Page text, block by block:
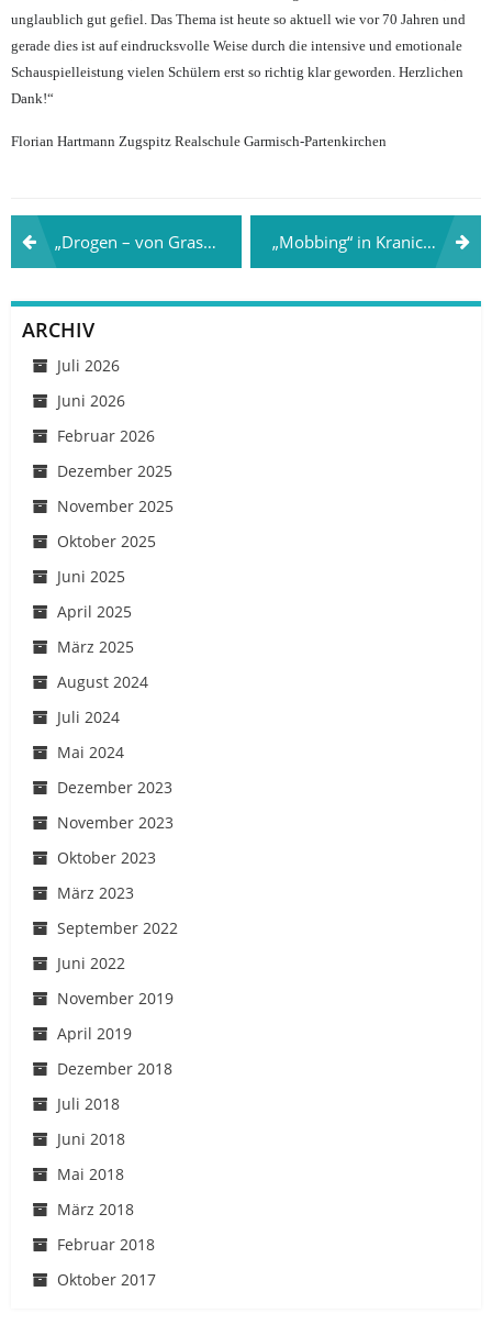
unglaublich gut gefiel. Das Thema ist heute so aktuell wie vor 70 Jahren und
gerade dies ist auf eindrucksvolle Weise durch die intensive und emotionale
Schauspielleistung vielen Schülern erst so richtig klar geworden. Herzlichen
Dank!“
Florian Hartmann Zugspitz Realschule Garmisch-Partenkirchen
Beitragsnavigation
„Drogen – von Gras zu Crystal“ und „Alkohol“ im Gymnasium Parsberg „Mobbing“ in Kranichfeld an der Staatlichen Regelschule „Anna Sophia“ am 27.04.2018
ARCHIV
Juli 2026
Juni 2026
Februar 2026
Dezember 2025
November 2025
Oktober 2025
Juni 2025
April 2025
März 2025
August 2024
Juli 2024
Mai 2024
Dezember 2023
November 2023
Oktober 2023
März 2023
September 2022
Juni 2022
November 2019
April 2019
Dezember 2018
Juli 2018
Juni 2018
Mai 2018
März 2018
Februar 2018
Oktober 2017